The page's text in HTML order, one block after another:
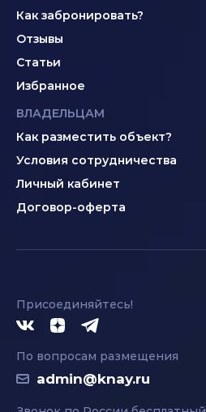
Как забронировать?
Отзывы
Статьи
Избранное
ВЛАДЕЛЬЦАМ
Как разместить объект?
Условия сотрудничества
Личный кабинет
Договор-оферта
Присоединяйтесь!
По вопросам размещения
admin@knay.ru